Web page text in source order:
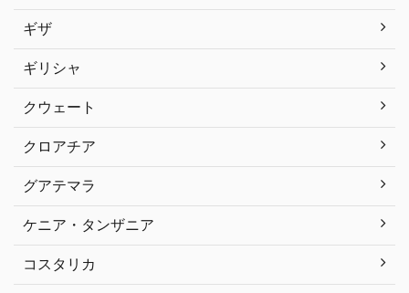
ギザ
ギリシャ
クウェート
クロアチア
グアテマラ
ケニア・タンザニア
コスタリカ